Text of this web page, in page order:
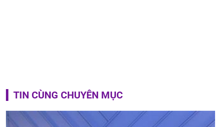
TIN CÙNG CHUYÊN MỤC